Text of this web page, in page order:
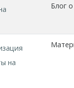
Блог
на